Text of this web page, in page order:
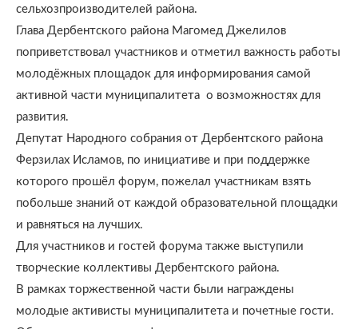
сельхозпроизводителей района.
Глава Дербентского района Магомед Джелилов
поприветствовал участников и отметил важность работы
молодёжных площадок для информирования самой
активной части муниципалитета о возможностях для
развития.
Депутат Народного собрания от Дербентского района
Ферзилах Исламов, по инициативе и при поддержке
которого прошёл форум, пожелал участникам взять
побольше знаний от каждой образовательной площадки
и равняться на лучших.
Для участников и гостей форума также выступили
творческие коллективы Дербентского района.
В рамках торжественной части были награждены
молодые активисты муниципалитета и почетные гости.